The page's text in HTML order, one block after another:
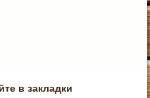
в закладки